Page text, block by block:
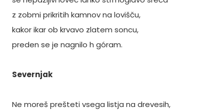
z zobmi prikritih kamnov na lovišču,
kakor ikar ob krvavo zlatem soncu,
preden se je nagnilo h góram.
Severnjak
Ne moreš prešteti vsega listja na drevesih,